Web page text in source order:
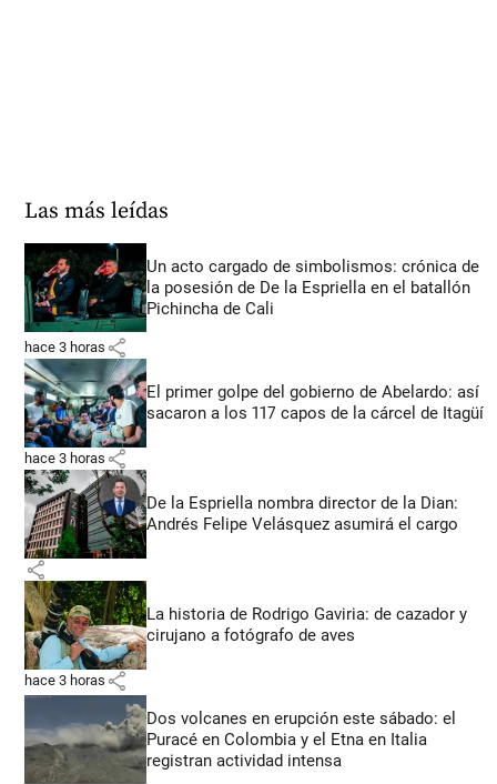
Las más leídas
Un acto cargado de simbolismos: crónica de
la posesión de De la Espriella en el batallón
Pichincha de Cali
hace 3 horas share
El primer golpe del gobierno de Abelardo: así
sacaron a los 117 capos de la cárcel de Itagüí
hace 3 horas share
De la Espriella nombra director de la Dian:
Andrés Felipe Velásquez asumirá el cargo
share
La historia de Rodrigo Gaviria: de cazador y
cirujano a fotógrafo de aves
hace 3 horas share
Dos volcanes en erupción este sábado: el
Puracé en Colombia y el Etna en Italia
registran actividad intensa